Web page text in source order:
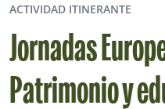
ACTIVIDAD ITINERANTE
Jornadas
Patrimonio y